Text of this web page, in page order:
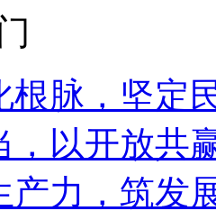
根脉，坚定
，以开放共
产力，筑发